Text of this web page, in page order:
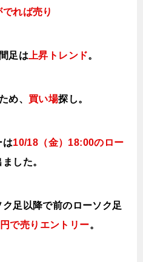
れば売り
足は 上昇トレンド。
め、 買い場探し。
は10/18（金）18:00の ロー
した。
足以降で前のローソク足
で売りエントリー。